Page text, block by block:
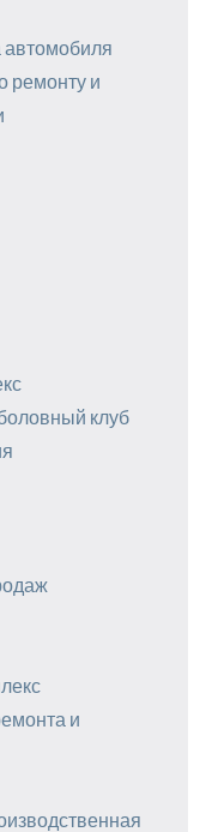
автомобиля
ремонту и
клуб
и